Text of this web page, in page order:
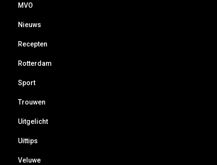
MVO
Nieuws
Recepten
Rotterdam
Sport
Trouwen
Uitgelicht
Uittips
Veluwe